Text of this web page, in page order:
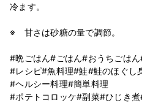
冷ます。
※ 甘さは砂糖の量で調節。
#晩ごはん#ごはん#おうちごは
#レシピ#魚料理#鮭#鮭のほぐし
#ヘルシー料理#簡単料理
#ポテトコロッケ#副菜#ひじき煮